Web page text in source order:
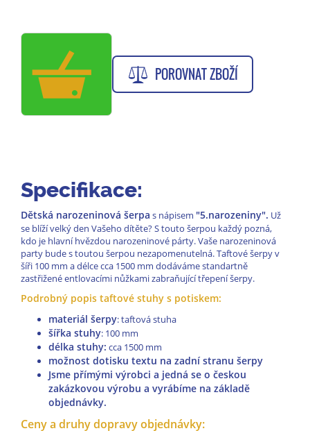
POROVNAT ZBOŽÍ
Specifikace:
Dětská narozeninová šerpa s nápisem "5.narozeniny". Už
se blíží velký den Vašeho dítěte? S touto šerpou každý pozná,
kdo je hlavní hvězdou narozeninové párty. Vaše narozeninová
party bude s toutou šerpou nezapomenutelná. Taftové šerpy v
šíři 100 mm a délce cca 1500 mm dodáváme standartně
zastřižené entlovacími nůžkami zabraňující třepení šerpy.
Podrobný popis taftové stuhy s potiskem:
materiál šerpy: taftová stuha
šířka stuhy: 100 mm
délka stuhy: cca 1500 mm
možnost dotisku textu na zadní stranu šerpy
Jsme přímými výrobci a jedná se o českou
zakázkovou výrobu a vyrábíme na základě
objednávky.
Ceny a druhy dopravy objednávky: